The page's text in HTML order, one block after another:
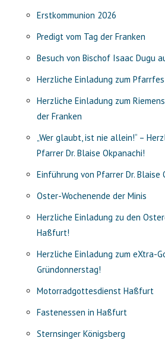
Erstkommunion 2026
Predigt vom Tag der Franken
Besuch von Bischof Isaac Dugu
Herzliche Einladung zum
Herzliche Einladung zum
der Franken
„Wer glaubt, ist nie allein!“ –
Pfarrer Dr. Blaise Okpanachi!
Einführung von Pfarrer Dr. Blaise
Oster-Wochenende der Minis
Herzliche Einladung zu den
Haßfurt!
Herzliche Einladung zum eXtra-
Gründonnerstag!
Motorradgottesdienst Haßfurt
Fastenessen in Haßfurt
Sternsinger Königsberg